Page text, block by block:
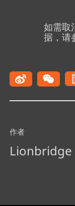
如需取
据，请
作者
Lionbridge